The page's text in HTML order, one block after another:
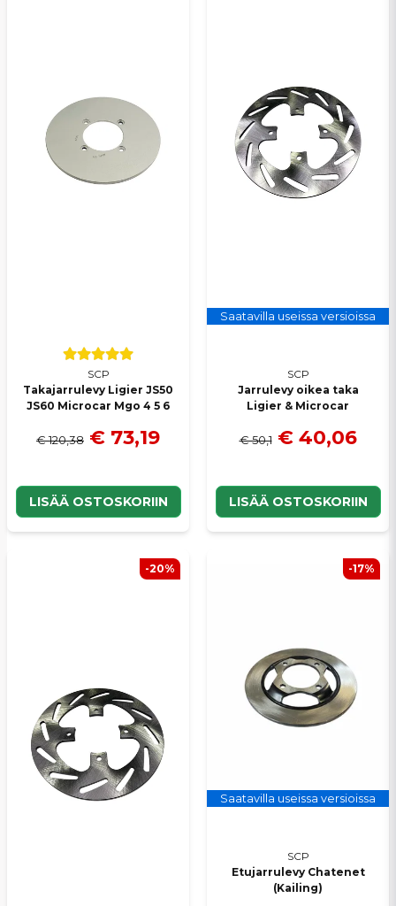
SCP
Takajarrulevy Ligier JS50
JS60 Microcar Mgo 4 5 6
€ 120,38 € 73,19
LISÄÄ OSTOSKORIIN
Saatavilla useissa versioissa
SCP
Jarrulevy oikea taka
Ligier & Microcar
€ 50,1 € 40,06
LISÄÄ OSTOSKORIIN
-20%
Saatavilla useissa versioissa
SCP
Etujarrulevy Chatenet
(Kailing)
-17%
Lähetä kysymys